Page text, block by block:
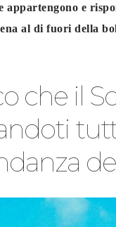
appartengono e
al di fuori della
che il